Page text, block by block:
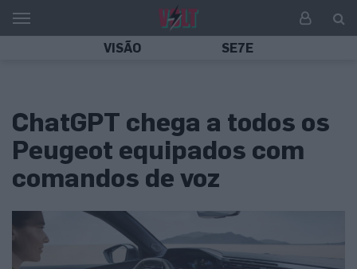
VISÃO SE7E
ChatGPT chega a todos os
Peugeot equipados com
comandos de voz